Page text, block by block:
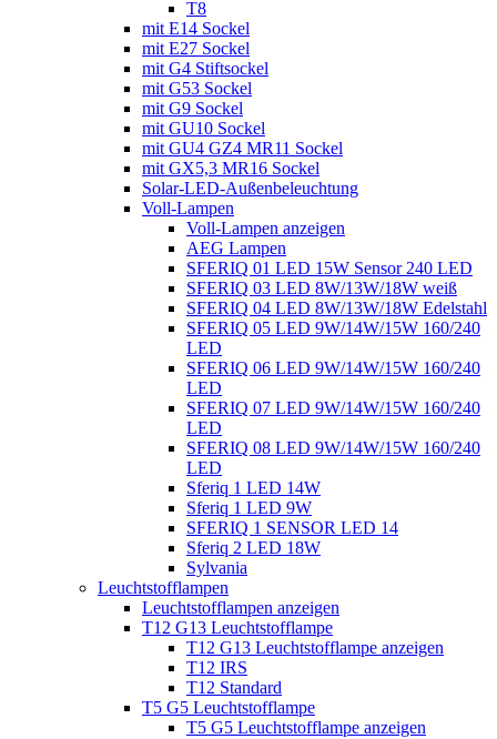
T8
mit E14 Sockel
mit E27 Sockel
mit G4 Stiftsockel
mit G53 Sockel
mit G9 Sockel
mit GU10 Sockel
mit GU4 GZ4 MR11 Sockel
mit GX5,3 MR16 Sockel
Solar-LED-Außenbeleuchtung
Voll-Lampen
Voll-Lampen anzeigen
AEG Lampen
SFERIQ 01 LED 15W Sensor 240 LED
SFERIQ 03 LED 8W/13W/18W weiß
SFERIQ 04 LED 8W/13W/18W Edelstahl
SFERIQ 05 LED 9W/14W/15W 160/240
LED
SFERIQ 06 LED 9W/14W/15W 160/240
LED
SFERIQ 07 LED 9W/14W/15W 160/240
LED
SFERIQ 08 LED 9W/14W/15W 160/240
LED
Sferiq 1 LED 14W
Sferiq 1 LED 9W
SFERIQ 1 SENSOR LED 14
Sferiq 2 LED 18W
Sylvania
Leuchtstofflampen
Leuchtstofflampen anzeigen
T12 G13 Leuchtstofflampe
T12 G13 Leuchtstofflampe anzeigen
T12 IRS
T12 Standard
T5 G5 Leuchtstofflampe
T5 G5 Leuchtstofflampe anzeigen